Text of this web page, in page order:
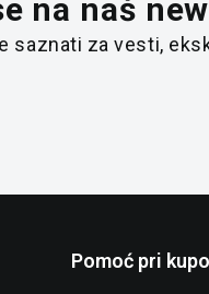
na naš
saznati za vesti,
Pomoć pri